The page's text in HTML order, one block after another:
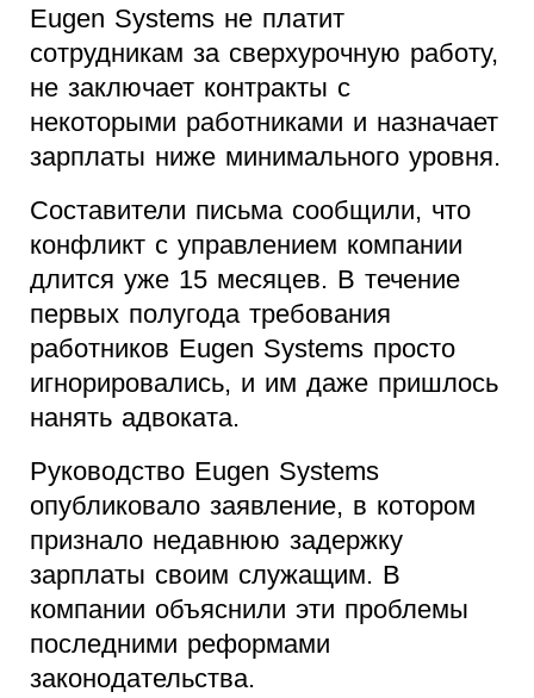
Eugen Systems не платит
сотрудникам за сверхурочную работу,
не заключает контракты с
некоторыми работниками и назначает
зарплаты ниже минимального уровня.
Составители письма сообщили, что
конфликт с управлением компании
длится уже 15 месяцев. В течение
первых полугода требования
работников Eugen Systems просто
игнорировались, и им даже пришлось
нанять адвоката.
Руководство Eugen Systems
опубликовало заявление, в котором
признало недавнюю задержку
зарплаты своим служащим. В
компании объяснили эти проблемы
последними реформами
законодательства.